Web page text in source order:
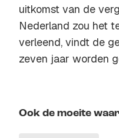
uitkomst van de
Nederland zou het
verleend, vindt de
zeven jaar worden
Ook de moeite